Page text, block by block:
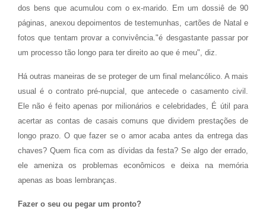
dos bens que acumulou com o ex-marido. Em um dossiê de 90
páginas, anexou depoimentos de testemunhas, cartões de Natal e
fotos que tentam provar a convivência."é desgastante passar por
um processo tão longo para ter direito ao que é meu", diz.
Há outras maneiras de se proteger de um final melancólico. A mais
usual é o contrato pré-nupcial, que antecede o casamento civil.
Ele não é feito apenas por milionários e celebridades, É útil para
acertar as contas de casais comuns que dividem prestações de
longo prazo. O que fazer se o amor acaba antes da entrega das
chaves? Quem fica com as dívidas da festa? Se algo der errado,
ele ameniza os problemas econômicos e deixa na memória
apenas as boas lembranças.
Fazer o seu ou pegar um pronto?